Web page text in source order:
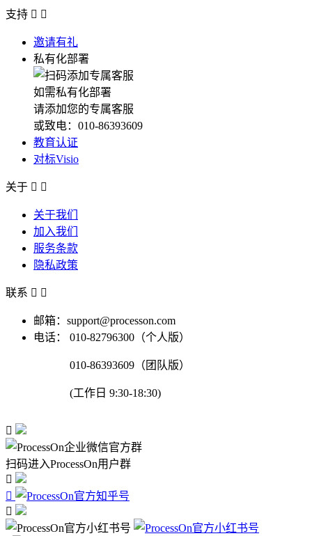
支持  
邀请有礼
私有化部署
如需私有化部署
请添加您的专属客服
或致电：010-86393609
教育认证
对标Visio
关于  
关于我们
加入我们
服务条款
隐私政策
联系  
邮箱：support@processon.com
电话：
010-82796300（个人版）
010-86393609（团队版）
(工作日 9:30-18:30)

扫码进入ProcessOn用户群


